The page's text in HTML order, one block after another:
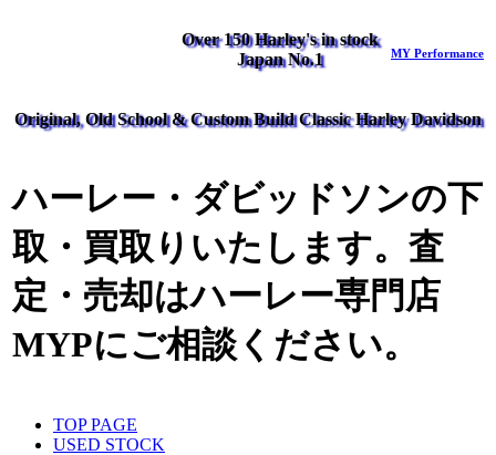
Over 150 Harley's in stock
Japan No.1
MY Performance
Original, Old School & Custom Build Classic Harley Davidson
ハーレー・ダビッドソンの下
取・買取りいたします。査
定・売却はハーレー専門店
MYPにご相談ください。
TOP PAGE
USED STOCK